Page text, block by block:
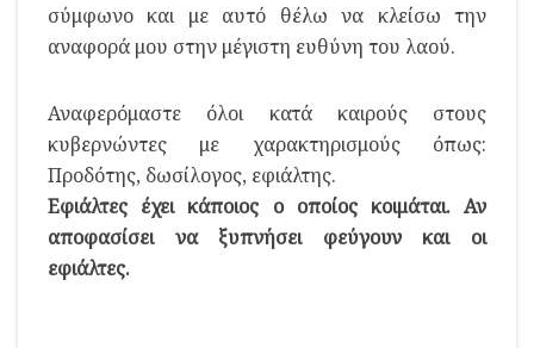
σύμφωνο και με αυτό θέλω να κλείσω την
αναφορά μου στην μέγιστη ευθύνη του λαού.
Αναφερόμαστε όλοι κατά καιρούς στους
κυβερνώντες με χαρακτηρισμούς όπως:
Προδότης, δωσίλογος, εφιάλτης.
Εφιάλτες έχει κάποιος ο οποίος κοιμάται. Αν
αποφασίσει να ξυπνήσει φεύγουν και οι
εφιάλτες.